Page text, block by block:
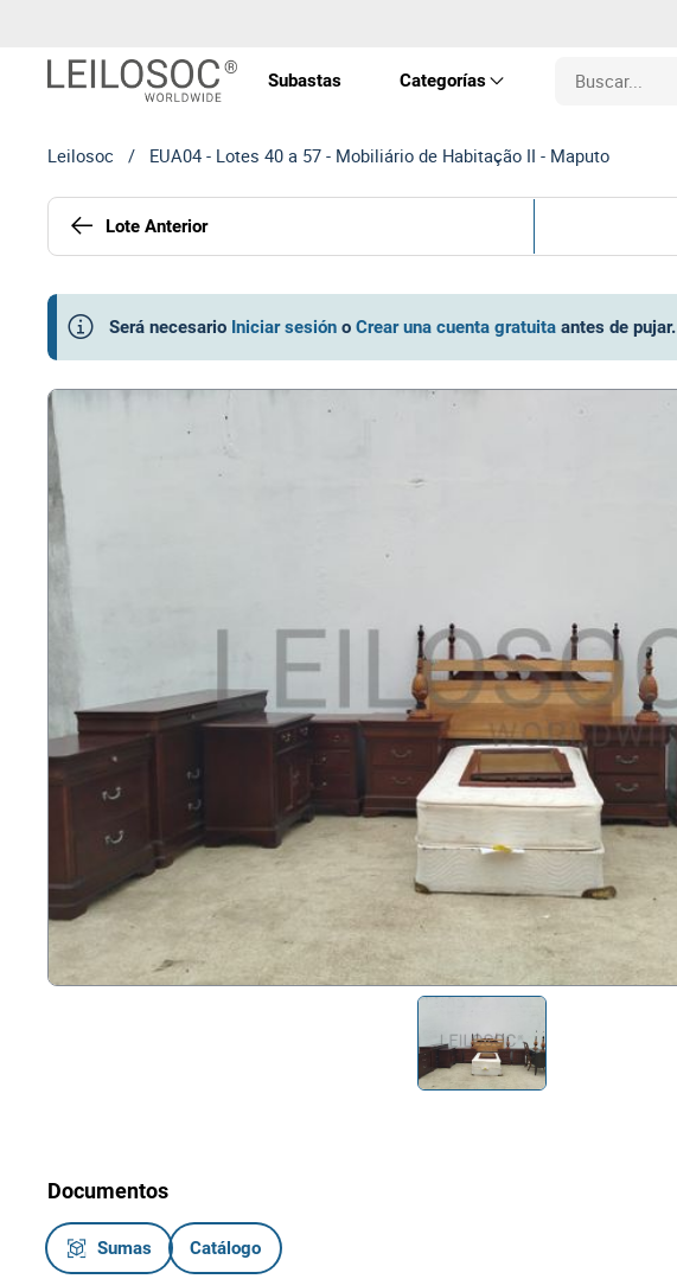
Subastas Categorías
Propiedades
Máquinas
Muebles y Decoración
Náutico
Otros
Leilosoc / EUA04 - Lotes 40 a 57 - Mobiliário de Habitação II - Maputo
Lote Anterior
Será necesario Iniciar sesión o Crear una cuenta gratuita antes de pujar.
Documentos
Sumas Catálogo